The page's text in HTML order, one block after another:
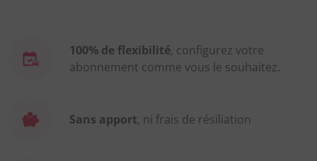
100% de flexibilité, configurez votre
abonnement comme vous le souhaitez.
Sans apport, ni frais de résiliation